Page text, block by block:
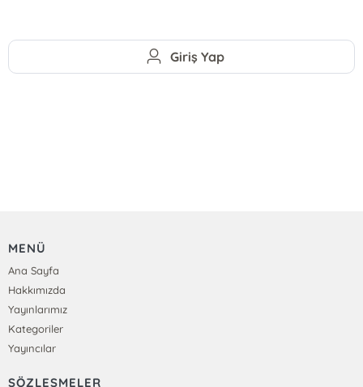
Giriş Yap
MENÜ
Ana Sayfa
Hakkımızda
Yayınlarımız
Kategoriler
Yayıncılar
SÖZLEŞMELER